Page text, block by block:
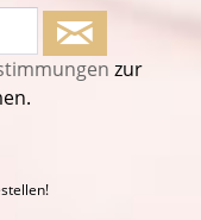
zur